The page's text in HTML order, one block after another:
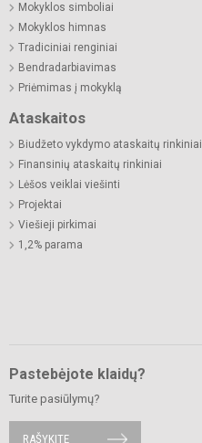
Mokyklos simboliai
Mokyklos himnas
Tradiciniai renginiai
Bendradarbiavimas
Priėmimas į mokyklą
Ataskaitos
Biudžeto vykdymo ataskaitų rinkiniai
Finansinių ataskaitų rinkiniai
Lėšos veiklai viešinti
Projektai
Viešieji pirkimai
1,2% parama
Pastebėjote klaidų?
Turite pasiūlymų?
RAŠYKITE